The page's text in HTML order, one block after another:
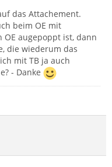
das Attachement.
beim OE mit
OE augepoppt ist, dann
die wiederum das
mit TB ja auch
- Danke